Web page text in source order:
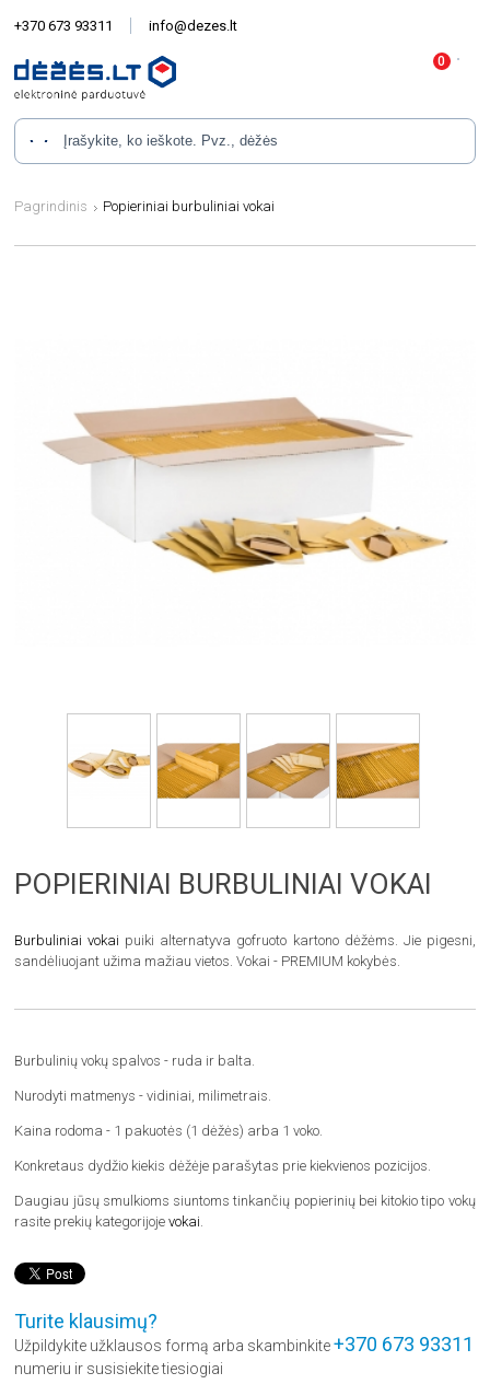
+370 673 93311 info@dezes.lt
Pagrindinis Popieriniai burbuliniai vokai
POPIERINIAI BURBULINIAI VOKAI
Burbuliniai vokai puiki alternatyva gofruoto kartono dėžėms. Jie pigesni,
sandėliuojant užima mažiau vietos. Vokai - PREMIUM kokybės.
Burbulinių vokų spalvos - ruda ir balta.
Nurodyti matmenys - vidiniai, milimetrais.
Kaina rodoma - 1 pakuotės (1 dėžės) arba 1 voko.
Konkretaus dydžio kiekis dėžėje parašytas prie kiekvienos pozicijos.
Daugiau jūsų smulkioms siuntoms tinkančių popierinių bei kitokio tipo vokų
rasite prekių kategorijojevokai.
Turite klausimų?
Užpildykite užklausos formą arba skambinkite+370 673 93311
numeriu ir susisiekite tiesiogiai